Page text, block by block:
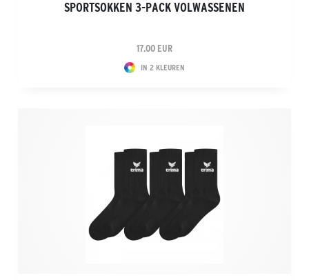
SPORTSOKKEN 3-PACK VOLWASSENEN
17.00 EUR
IN 2 KLEUREN